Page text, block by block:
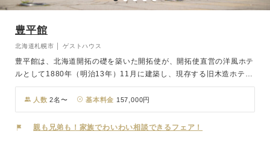
豊平館
北海道札幌市 │ ゲストハウス
豊平館は、北海道開拓の礎を築いた開拓使が、開拓使直営の洋風ホテ
ルとして1880年（明治13年）11月に建築し、現存する旧木造ホテル
としては我が国最古の建物であるとともに明治、大正、昭和と3代に
わたり天皇家が訪れた由緒ある建物です。1964年（昭和39年）には
国の重要文化財に指定されました。そんなクラシカルな雰囲気の中で
まるで映画のようなワンシーンを。
人数 2名〜 基本料金 157,000円
親も兄弟も！家族でわいわい相談できるフェア！